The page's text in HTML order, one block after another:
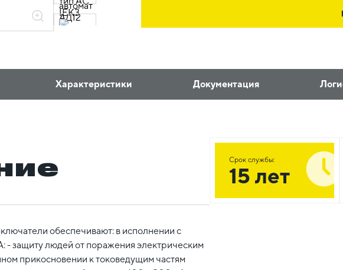
Характеристики Документация
обеспечивают: в исполнении с
- защиту людей от поражения электрическим
прикосновении к токоведущим частям
Срок службы:
15 лет